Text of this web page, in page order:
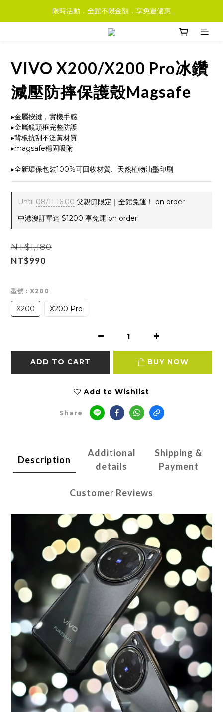
限時活動．全館不限金額．享免運優惠
VIVO X200/X200 Pro冰鑽
減壓防摔保護殼Magsafe
▸金屬按鍵，實機手感
▸金屬鏡頭框完整防護
▸背板抗刮不泛黃材質
▸magsafe穩固吸附
▸全新環保包裝100%可回收材質、天然植物油墨印刷
Until 08/11 16:00 父親節限定｜全館免運！ on order
中港澳訂單達 $1200 享免運 on order
NT$1,180
NT$990
型號 : X200
X200 X200 Pro
ADD TO CART BUY NOW
Add to Wishlist
Share
Description
Additional
details
Shipping &
Payment
Customer Reviews